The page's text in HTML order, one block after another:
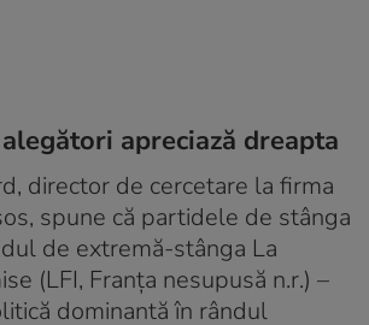
apreciază dreapta
director de cercetare la firma
spune că partidele de stânga
de extremă-stânga La
(LFI, Franța nesupusă n.r.) –
dominantă în rândul